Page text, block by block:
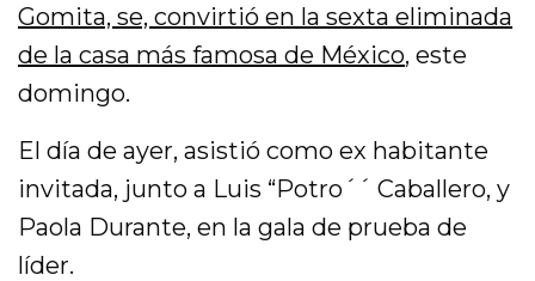
Gomita, se, convirtió en la sexta eliminada
de la casa más famosa de México, este
domingo.
El día de ayer, asistió como ex habitante
invitada, junto a Luis “Potro´´ Caballero, y
Paola Durante, en la gala de prueba de
líder.